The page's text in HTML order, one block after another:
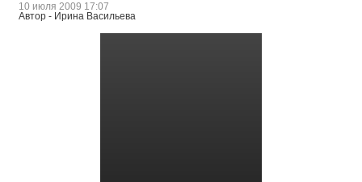
10 июля 2009 17:07
Автор - Ирина Васильева